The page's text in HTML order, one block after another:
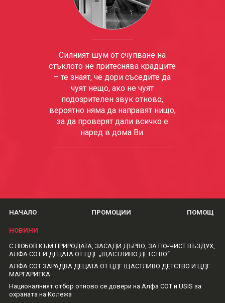
Силният шум от счупване на
стъклото не притеснява крадците
– те знаят, че дори съседите да
чуят нещо, ако не чуят
подозрителен звук отново,
вероятно няма да направят нищо,
за да проверят дали всичко е
наред в дома Ви.
НАЧАЛО ПРОМОЦИИ ПОМОЩ
НОВИНИ
С ЛЮБОВ КЪМ ПРИРОДАТА, ЗАСАДИ ДЪРВО, ЗА ПО-ЧИСТ ВЪЗДУХ,
АЛФА СОТ И ДЕЦАТА ОТ ЦДГ „ЩАСТЛИВО ДЕТСТВО“
АЛФА СОТ ЗАРАДВА ДЕЦАТА ОТ ЦДГ ЩАСТЛИВО ДЕТСТВО И ЦДГ
МАРГАРИТКА
Националният отбор отново се довери на Алфа СОТ и USIS за
охраната на Колежа